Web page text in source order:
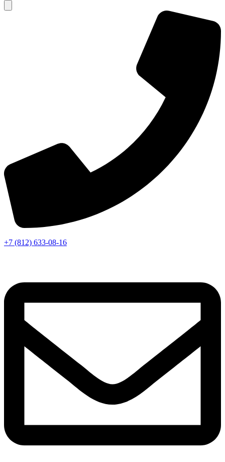
+7 (812) 633-08-16